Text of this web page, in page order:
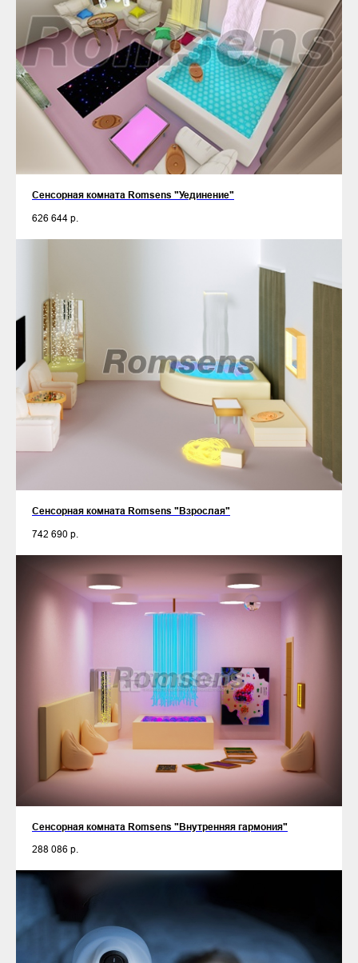
Сенсорная комната Romsens "Уединение"
626 644 р.
Сенсорная комната Romsens "Взрослая"
742 690 р.
Сенсорная комната Romsens "Внутренняя гармония"
288 086 р.